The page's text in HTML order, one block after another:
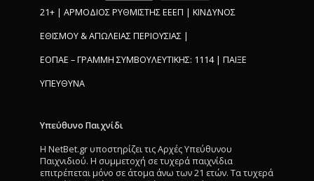
21+ | ΑΡΜΟΔΙΟΣ ΡΥΘΜΙΣΤΗΣ ΕΕΕΠ | ΚΙΝΔΥΝΟΣ
ΕΘΙΣΜΟΥ & ΑΠΩΛΕΙΑΣ ΠΕΡΙΟΥΣΙΑΣ |
ΕΟΠΑΕ – ΓΡΑΜΜΗ ΣΥΜΒΟΥΛΕΥΤΙΚΗΣ: 1114 | ΠΑΙΞΕ
ΥΠΕΥΘΥΝΑ
Υπεύθυνο Παιχνίδι
Η NetBet.gr υποστηρίζει τις Αρχές Υπεύθυνου
Παιχνιδιού. Η συμμετοχή σε τυχερά παιχνίδια
επιτρέπεται μόνο σε άτομα άνω των 21 ετών. Τα τυχερά